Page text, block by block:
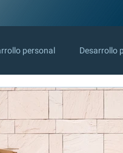
personal Desarrollo
del conocimiento Cultura